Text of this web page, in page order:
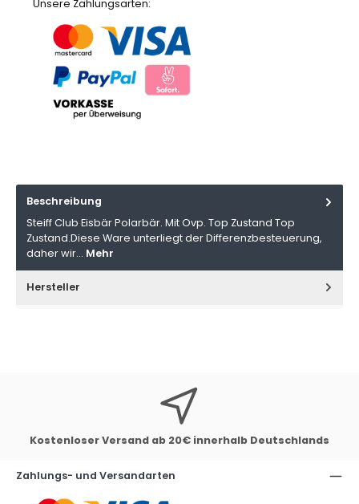
Unsere Zahlungsarten:
Beschreibung
Steiff Club Eisbär Polarbär. Mit Ovp. Top Zustand Top
Zustand.Diese Ware unterliegt der Differenzbesteuerung,
daher wir… Mehr
Hersteller
Kostenloser Versand ab 20€ innerhalb Deutschlands
Zahlungs- und Versandarten